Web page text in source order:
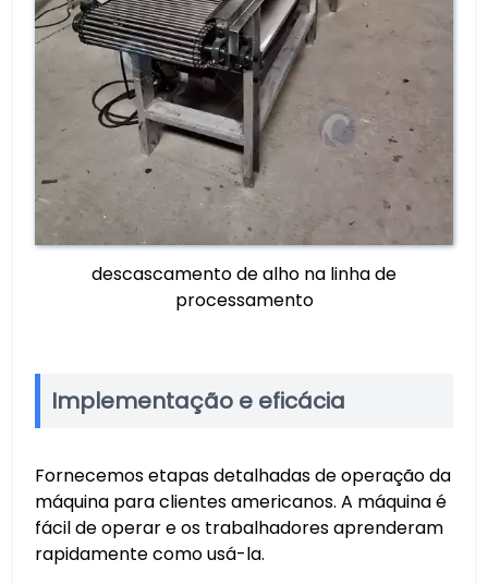
descascamento de alho na linha de
processamento
Implementação e eficácia
Fornecemos etapas detalhadas de operação da
máquina para clientes americanos. A máquina é
fácil de operar e os trabalhadores aprenderam
rapidamente como usá-la.